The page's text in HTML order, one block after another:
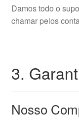
Damos todo o
chamar pelos
3.
Nosso